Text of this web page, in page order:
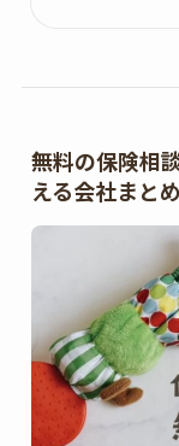
無料の保険相
える会社まとめ